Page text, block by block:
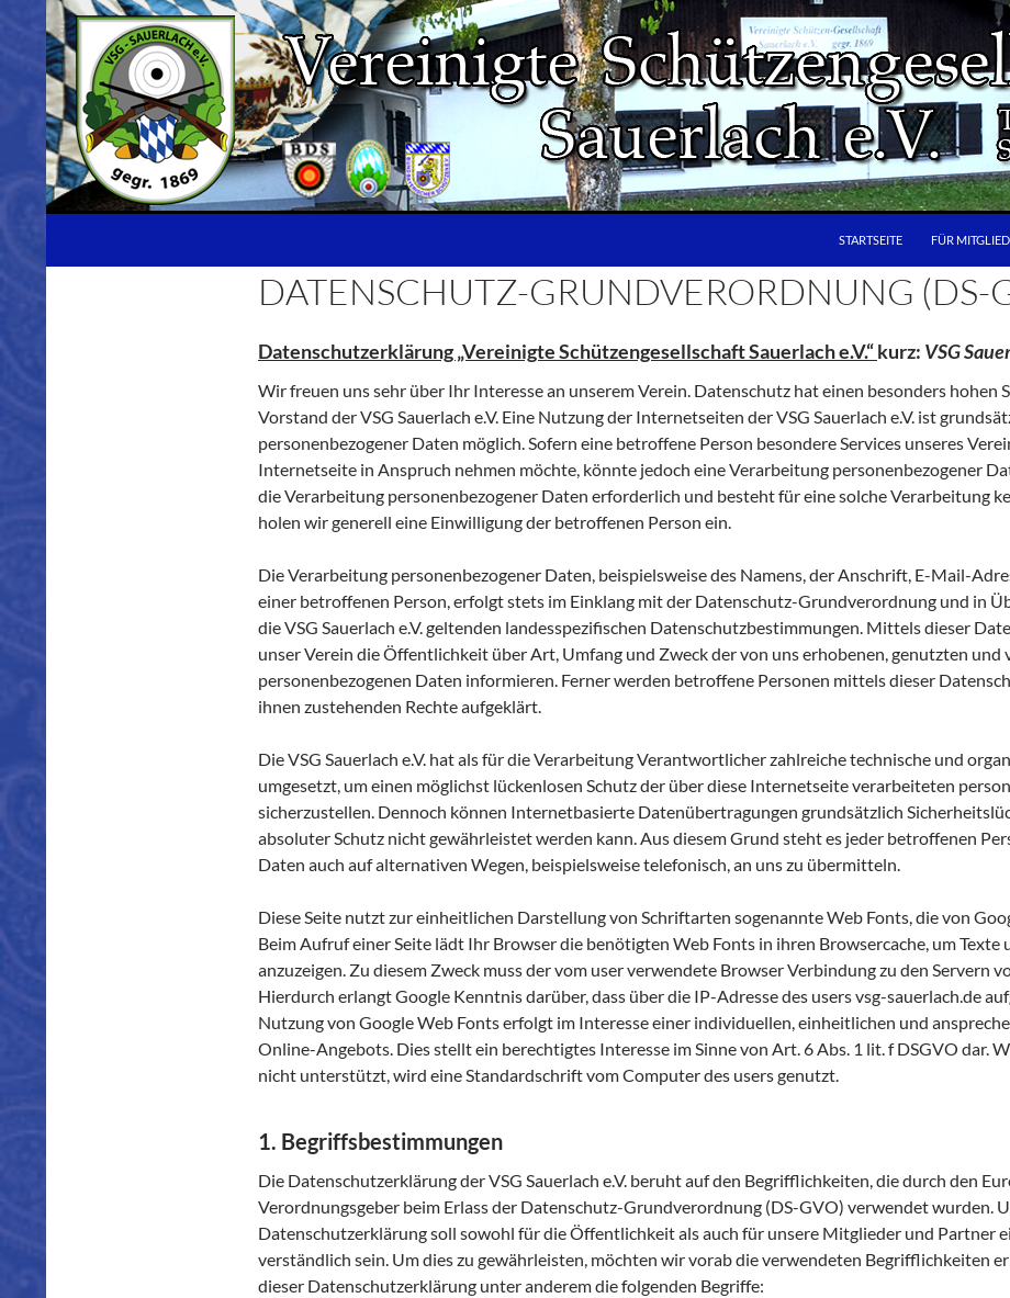
springen
STARTSEITE FÜR
DATENSCHUTZ-GRUNDVERORDNUNG (DS-
Datenschutzerklärung „Vereinigte Schützengesellschaft Sauerlach e.V.“kurz: VSG
Wir freuen uns sehr über Ihr Interesse an unserem Verein. Datenschutz hat einen besonders hohen
Vorstand der VSG Sauerlach e.V. Eine Nutzung der Internetseiten der VSG Sauerlach e.V. ist
personenbezogener Daten möglich. Sofern eine betroffene Person besondere Services unseres
Internetseite in Anspruch nehmen möchte, könnte jedoch eine Verarbeitung personenbezogener
die Verarbeitung personenbezogener Daten erforderlich und besteht für eine solche Verarbeitung
holen wir generell eine Einwilligung der betroffenen Person ein.
Die Verarbeitung personenbezogener Daten, beispielsweise des Namens, der Anschrift, E-Mail-
einer betroffenen Person, erfolgt stets im Einklang mit der Datenschutz-Grundverordnung und in
die VSG Sauerlach e.V. geltenden landesspezifischen Datenschutzbestimmungen. Mittels dieser
unser Verein die Öffentlichkeit über Art, Umfang und Zweck der von uns erhobenen, genutzten und
personenbezogenen Daten informieren. Ferner werden betroffene Personen mittels dieser
ihnen zustehenden Rechte aufgeklärt.
Die VSG Sauerlach e.V. hat als für die Verarbeitung Verantwortlicher zahlreiche technische und
umgesetzt, um einen möglichst lückenlosen Schutz der über diese Internetseite verarbeiteten
sicherzustellen. Dennoch können Internetbasierte Datenübertragungen grundsätzlich
absoluter Schutz nicht gewährleistet werden kann. Aus diesem Grund steht es jeder betroffenen
Daten auch auf alternativen Wegen, beispielsweise telefonisch, an uns zu übermitteln.
Diese Seite nutzt zur einheitlichen Darstellung von Schriftarten sogenannte Web Fonts, die von
Beim Aufruf einer Seite lädt Ihr Browser die benötigten Web Fonts in ihren Browsercache, um
anzuzeigen. Zu diesem Zweck muss der vom user verwendete Browser Verbindung zu den Servern
Hierdurch erlangt Google Kenntnis darüber, dass über die IP-Adresse des users vsg-sauerlach.de
Nutzung von Google Web Fonts erfolgt im Interesse einer individuellen, einheitlichen und
Online-Angebots. Dies stellt ein berechtigtes Interesse im Sinne von Art. 6 Abs. 1 lit. f DSGVO dar.
nicht unterstützt, wird eine Standardschrift vom Computer des users genutzt.
1. Begriffsbestimmungen
Die Datenschutzerklärung der VSG Sauerlach e.V. beruht auf den Begrifflichkeiten, die durch den
Verordnungsgeber beim Erlass der Datenschutz-Grundverordnung (DS-GVO) verwendet wurden.
Datenschutzerklärung soll sowohl für die Öffentlichkeit als auch für unsere Mitglieder und Partner
verständlich sein. Um dies zu gewährleisten, möchten wir vorab die verwendeten Begrifflichkeiten
dieser Datenschutzerklärung unter anderem die folgenden Begriffe: